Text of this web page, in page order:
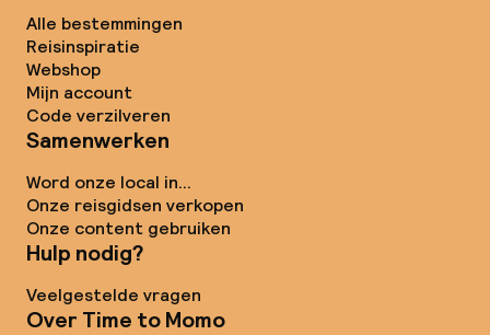
Alle bestemmingen
Reisinspiratie
Webshop
Mijn account
Code verzilveren
Samenwerken
Word onze local in...
Onze reisgidsen verkopen
Onze content gebruiken
Hulp nodig?
Veelgestelde vragen
Over Time to Momo